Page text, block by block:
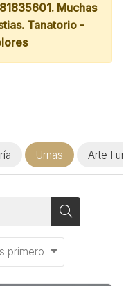
Muchas
Tanatorio -
Urnas Arte